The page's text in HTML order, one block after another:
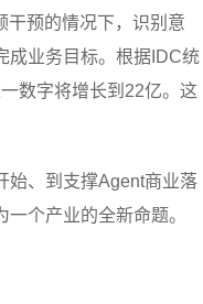
干预的情况下，识别意
成业务目标。根据IDC统
数字将增长到22亿。这
始、到支撑Agent商业落
个产业的全新命题。